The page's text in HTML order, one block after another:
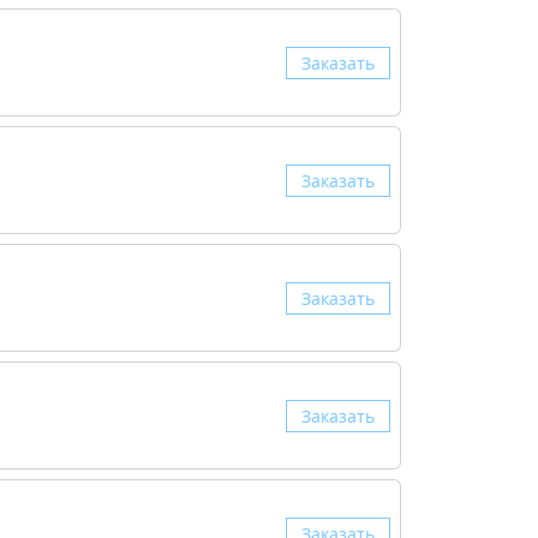
Заказать
Заказать
Заказать
Заказать
Заказать